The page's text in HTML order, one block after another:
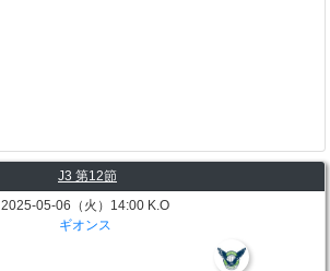
J3 第12節
2025-05-06（火）14:00 K.O
ギオンス